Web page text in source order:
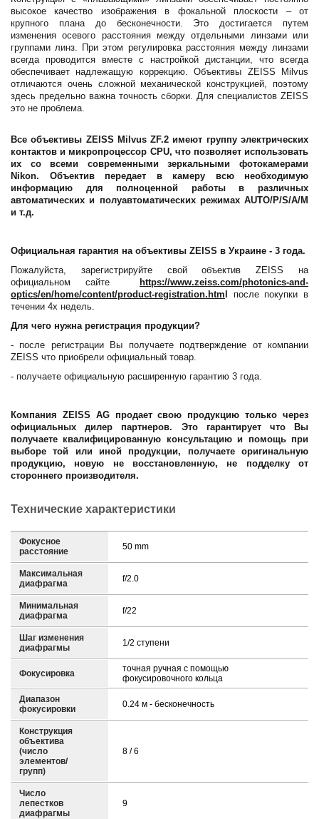
высокое качество изображения в фокальной плоскости – от
крупного плана до бесконечности. Это достигается путем
изменения осевого расстояния между отдельными линзами или
группами линз. При этом регулировка расстояния между линзами
всегда проводится вместе с настройкой дистанции, что всегда
обеспечивает надлежащую коррекцию. Объективы ZEISS Milvus
отличаются очень сложной механической конструкцией, поэтому
здесь предельно важна точность сборки. Для специалистов ZEISS
это не проблема.
Все объективы ZEISS Milvus ZF.2 имеют группу электрических
контактов и микропроцессор CPU, что позволяет использовать
их со всеми современными зеркальными фотокамерами
Nikon. Объектив передает в камеру всю необходимую
информацию для полноценной работы в различных
автоматических и полуавтоматических режимах AUTO/P/S/A/M
и т.д.
Официальная гарантия на объективы ZEISS в Украине - 3 года.
Пожалуйста, зарегистрируйте свой объектив ZEISS на
официальном сайте
https://www.zeiss.com/photonics-and-
optics/en/home/content/product-registration.htm
после покупки в
течении 4х недель.
Для чего нужна регистрация продукции?
- после регистрации Вы получаете подтверждение от компании
ZEISS что приобрели официальный товар.
- получаете официальную расширенную гарантию 3 года.
Компания ZEISS AG продает свою продукцию только через
официальных дилер партнеров. Это гарантирует что Вы
получаете квалифицированную консультацию и помощь при
выборе той или иной продукции, получаете оригинальную
продукцию, новую не восстановленную, не подделку от
стороннего производителя.
Технические характеристики
Фокусное
расстояние
50 mm
Максимальная
диафрагма
f/2.0
Минимальная
диафрагма
f/22
Шаг изменения
диафрагмы
1/2 ступени
Фокусировка
точная ручная с помощью
фокусировочного кольца
Диапазон
фокусировки
0.24 м - бесконечность
Конструкция
объектива
(число
элементов/
групп)
8 / 6
Число
лепестков
диафрагмы
9